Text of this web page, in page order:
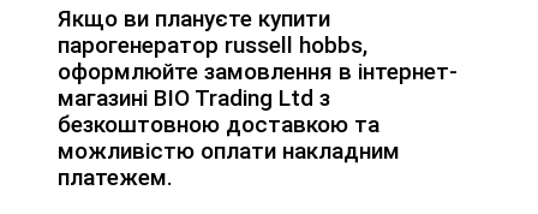
Якщо ви плануєте купити
парогенератор russell hobbs,
оформлюйте замовлення в інтернет-
магазині BIO Trading Ltd з
безкоштовною доставкою та
можливістю оплати накладним
платежем.